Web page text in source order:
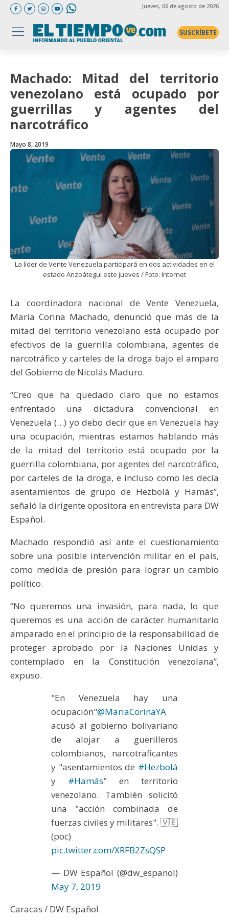
Jueves, 06 de agosto de 2026
SUSCRÍBETE
Machado: Mitad del territorio
venezolano está ocupado por
guerrillas y agentes del
narcotráfico
Mayo 8, 2019
La líder de Vente Venezuela participará en dos actividades en el
estado Anzoátegui este jueves / Foto: Internet
La coordinadora nacional de Vente Venezuela,
María Corina Machado, denunció que más de la
mitad del territorio venezolano está ocupado por
efectivos de la guerrilla colombiana, agentes de
narcotráfico y carteles de la droga bajo el amparo
del Gobierno de Nicolás Maduro.
“Creo que ha quedado claro que no estamos
enfrentado una dictadura convencional en
Venezuela (…) yo debo decir que en Venezuela hay
una ocupación, mientras estamos hablando más
de la mitad del territorio está ocupado por la
guerrilla colombiana, por agentes del narcotráfico,
por carteles de la droga, e incluso como les decía
asentamientos de grupo de Hezbolá y Hamás”,
señaló la dirigente opositora en entrevista para DW
Español.
Machado respondió así ante el cuestionamiento
sobre una posible intervención militar en el país,
como medida de presión para lograr un cambio
político.
“No queremos una invasión, para nada, lo que
queremos es una acción de carácter humanitario
amparado en el principio de la responsabilidad de
proteger aprobado por la Naciones Unidas y
contemplado en la Constitución venezolana”,
expuso.
"En Venezuela hay una
ocupación"@MariaCorinaYA
acusó al gobierno bolivariano
de alojar a guerilleros
colombianos, narcotraficantes
y "asentamientos de #Hezbolá
y #Hamás" en territorio
venezolano. También solicitó
una "acción combinada de
fuerzas civiles y militares". 🇻🇪
(poc)
pic.twitter.com/XRFB2ZsQSP
— DW Español (@dw_espanol)
May 7, 2019
Caracas / DW Español